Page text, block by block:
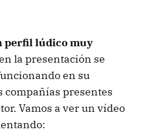
perfil lúdico muy
la presentación se
en su
compañías presentes
Vamos a ver un vídeo